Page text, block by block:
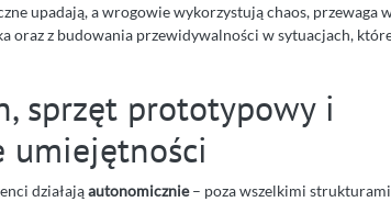
upadają, a wrogowie wykorzystują chaos, przewaga
oraz z budowania przewidywalności w sytuacjach,
sprzęt prototypowy i
umiejętności
działająautonomicznie– poza wszelkimi